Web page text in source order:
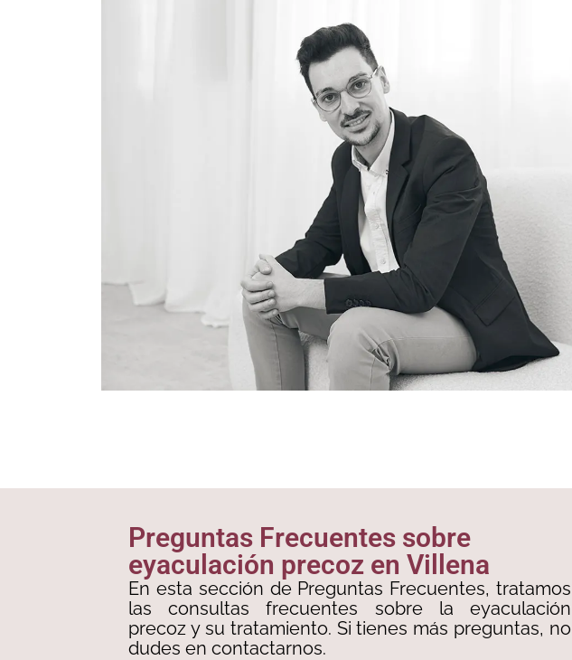
Preguntas Frecuentes sobre
eyaculación precoz en Villena
En esta sección de Preguntas Frecuentes, tratamos
las consultas frecuentes sobre la eyaculación
precoz y su tratamiento. Si tienes más preguntas, no
dudes en contactarnos.